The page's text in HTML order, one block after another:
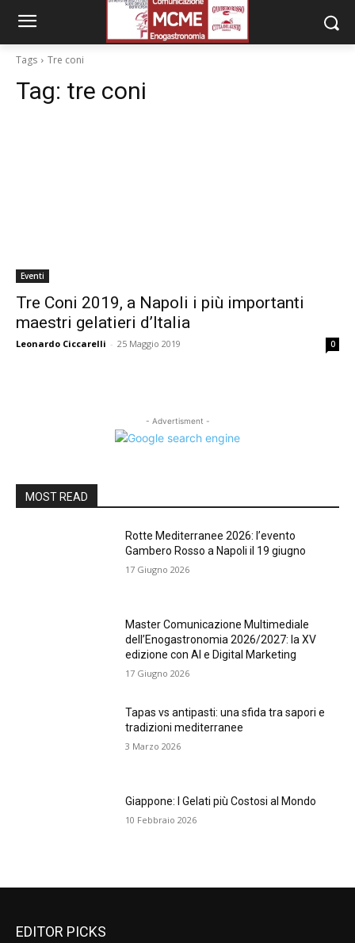
Tags Tre coni
Tag: tre coni
Eventi
Tre Coni 2019, a Napoli i più importanti
maestri gelatieri d’Italia
Leonardo Ciccarelli - 25 Maggio 2019 0
- Advertisment -
MOST READ
Rotte Mediterranee 2026: l’evento
Gambero Rosso a Napoli il 19 giugno
17 Giugno 2026
Master Comunicazione Multimediale
dell’Enogastronomia 2026/2027: la XV
edizione con AI e Digital Marketing
17 Giugno 2026
Tapas vs antipasti: una sfida tra sapori e
tradizioni mediterranee
3 Marzo 2026
Giappone: I Gelati più Costosi al Mondo
10 Febbraio 2026
EDITOR PICKS